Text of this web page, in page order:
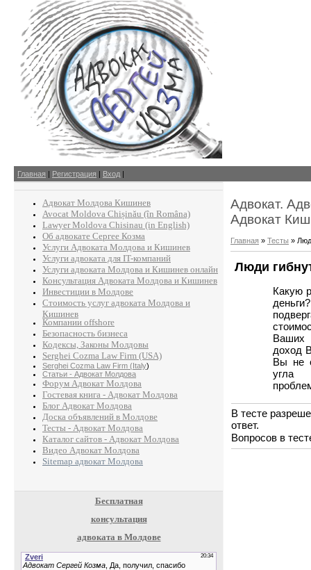
Главная | Регистрация | Вход |
Адвокат Молдова Кишинев
Avocat Moldova Chișinău (în Româna)
Lawyer Moldova Chisinau (in English)
Об адвокате Сергее Козма
Услуги Адвоката Молдова и Кишинев
Услуги адвоката для IT-компаний
Услуги адвоката Молдова и Кишинев онлайн
Консультация Адвоката Молдова и Кишинев
Инвестиции в Молдове
Стоимость услуг адвоката Молдова и
Кишинев
Компании offshore
Безопасность бизнеса
Кодексы, Законы Молдовы
Serghei Cozma Law Firm (USA)
Serghei Cozma Law Firm (Italy)
Статьи - Адвокат Молдова
Форум Адвокат Молдова
Гостевая книга - Адвокат Молдова
Блог Адвокат Молдова
Доска объявлений в Молдове
Тесты - Адвокат Молдова
Каталог сайтов - Адвокат Молдова
Видео Адвокат Молдова
Sitemap адвокат Молдова
Бесплатная
консультация
адвоката в Молдове
Адвокат.
Адвокат
Главная » Тесты »
Люди
Какую
Ваших
доход
Вы не
угла
В тесте
ответ.
Вопросов в